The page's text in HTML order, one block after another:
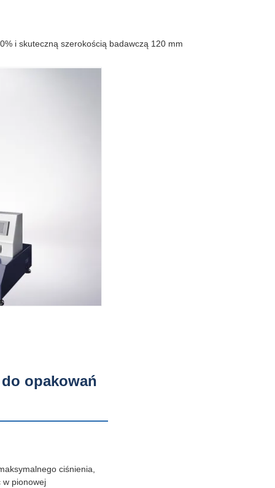
i skuteczną szerokością badawczą 120 mm
opakowań
ciśnienia,
w pionowej